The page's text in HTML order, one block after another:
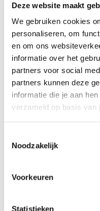
Deze website maakt
We gebruiken cookies
personaliseren, om
en om ons
informatie over het
partners voor social
partners kunnen deze
informatie die je aan
verzameld op basis van
Noodzakelijk
Voorkeuren
Statistieken
Shabu To
Onze koks bereiden alle
voor detail en kwaliteit.
online of kom je bestelling
Tot snel!